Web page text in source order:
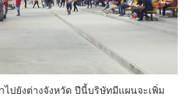
ปยังต่างจังหวัด ปีนี้บริษัทมีแผนจะเพิ่ม